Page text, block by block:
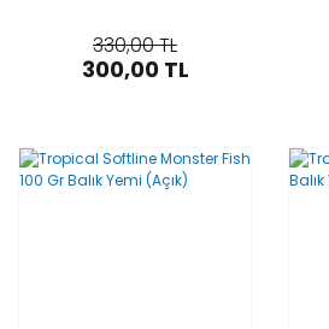
330,00 TL
300,00 TL